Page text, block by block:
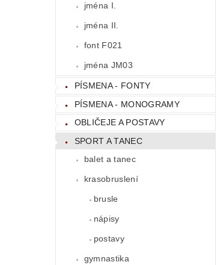
jména I.
jména II.
font F021
jména JM03
PÍSMENA - FONTY
PÍSMENA - MONOGRAMY
OBLIČEJE A POSTAVY
SPORT A TANEC
balet a tanec
krasobruslení
brusle
nápisy
postavy
gymnastika